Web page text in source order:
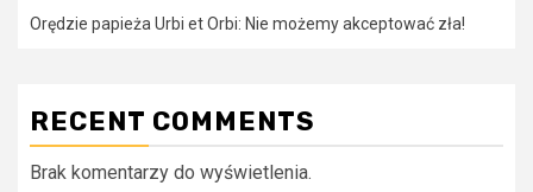
Orędzie papieża Urbi et Orbi: Nie możemy akceptować zła!
RECENT COMMENTS
Brak komentarzy do wyświetlenia.